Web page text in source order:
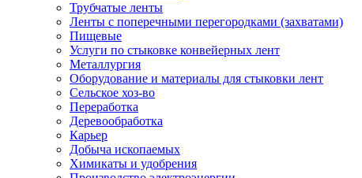
Трубчатые ленты
Ленты с поперечными перегородками (захватами)
Пищевые
Услуги по стыковке конвейерных лент
Металлургия
Оборудование и материалы для стыковки лент
Сельское хоз-во
Переработка
Деревообработка
Карьер
Добыча ископаемых
Химикаты и удобрения